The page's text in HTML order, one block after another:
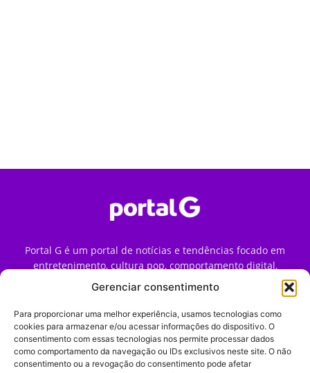
Gerenciar consentimento
Para proporcionar uma melhor experiência, usamos tecnologias como
cookies para armazenar e/ou acessar informações do dispositivo. O
consentimento com essas tecnologias nos permite processar dados
como comportamento da navegação ou IDs exclusivos neste site. O não
consentimento ou a revogação do consentimento pode afetar
Portal G é um portal de notícias e tendências focado em
entretenimento, cultura pop, comportamento digital,
streaming, games e iniciativas de marca que impactam a
forma como o público vive e consome internet no Brasil.
Contato:contato@portalg.com.br